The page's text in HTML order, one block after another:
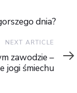
dnia?
NEXT ARTICLE
zawodzie –
jogi śmiechu